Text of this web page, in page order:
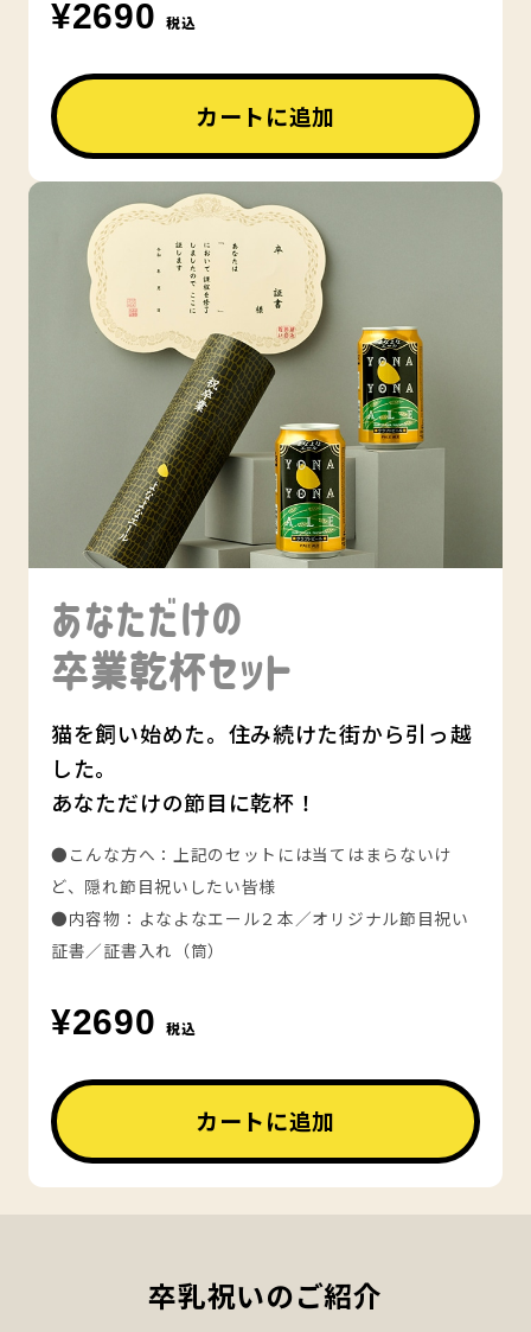
¥2690税込
カートに追加
あなただけの
卒業乾杯セット
猫を飼い始めた。住み続けた街から引っ越
した。
あなただけの節目に乾杯！
●こんな方へ：上記のセットには当てはまらないけ
ど、隠れ節目祝いしたい皆様
●内容物：よなよなエール２本／オリジナル節目祝い
証書／証書入れ（筒）
¥2690税込
カートに追加
卒乳祝いのご紹介